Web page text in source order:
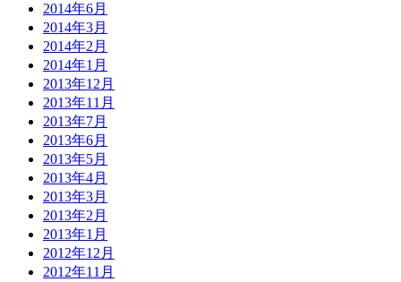
2014年6月
2014年3月
2014年2月
2014年1月
2013年12月
2013年11月
2013年7月
2013年6月
2013年5月
2013年4月
2013年3月
2013年2月
2013年1月
2012年12月
2012年11月